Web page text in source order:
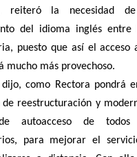
reiteró la necesidad
del idioma inglés entre
puesto que así el acceso
mucho más provechoso.
como Rectora pondrá
reestructuración y
autoacceso de todos
para mejorar el